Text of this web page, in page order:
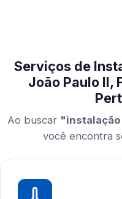
Serviços de
João Paulo II,
Ao buscar
você encontra